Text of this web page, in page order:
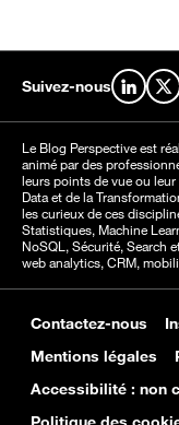
Suivez-nous
Le Blog Perspective est
animé par des
leurs points de vue ou
Data et de la
les curieux de ces
Statistiques, Machine
NoSQL, Sécurité, Search
web analytics, CRM,
Contactez-nous
Mentions légales
Accessibilité : non